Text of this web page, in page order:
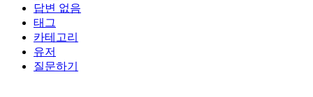
답변 없음
태그
카테고리
유저
질문하기